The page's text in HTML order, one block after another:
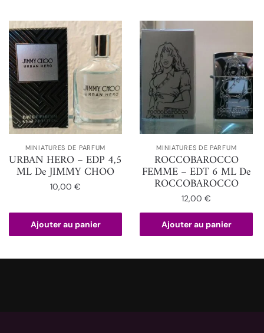
MINIATURES DE PARFUM
URBAN HERO – EDP 4,5
ML De JIMMY CHOO
10,00€
Ajouter au panier
MINIATURES DE PARFUM
ROCCOBAROCCO
FEMME – EDT 6 ML De
ROCCOBAROCCO
12,00€
Ajouter au panier